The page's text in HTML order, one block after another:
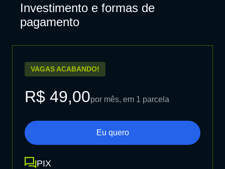
Investimento e formas de
pagamento
VAGAS ACABANDO!
R$ 49,00por mês, em 1 parcela
Eu quero
PIX